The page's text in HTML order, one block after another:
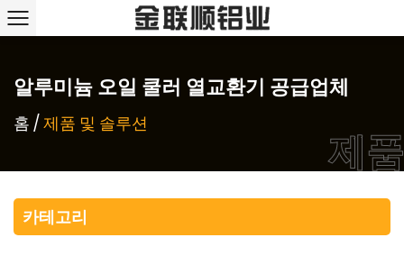
제품
알루미늄 오일 쿨러 열교환기 공급업체
홈 /제품 및 솔루션
카테고리